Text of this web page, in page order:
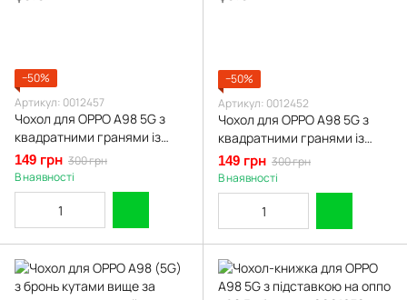
−50%
Артикул: 0012457
Чохол для OPPO A98 5G з
квадратними гранями із
захистом камери на оппо
а98 5г червоний
149 грн 300 грн
В наявності
−50%
Артикул: 0012452
Чохол для OPPO A98 5G з
квадратними гранями із
захистом камери на оппо
а98 5г бежевий
149 грн 300 грн
В наявності